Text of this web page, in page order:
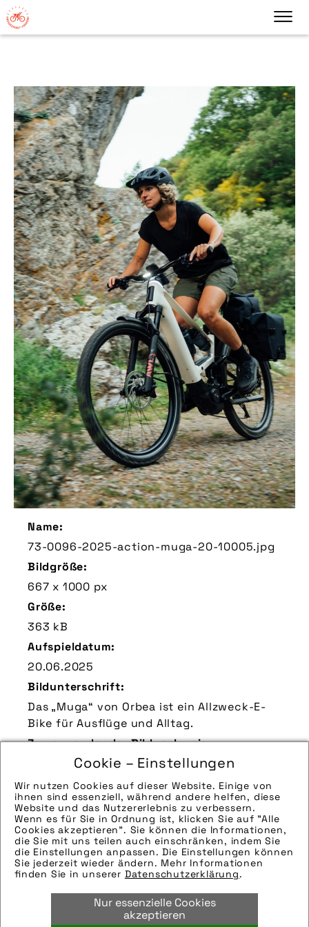
Cookie – Einstellungen
Wir nutzen Cookies auf dieser Website. Einige von
ihnen sind essenziell, während andere helfen, diese
Website und das Nutzererlebnis zu verbessern.
Wenn es für Sie in Ordnung ist, klicken Sie auf "Alle
Cookies akzeptieren". Sie können die Informationen,
die Sie mit uns teilen auch einschränken, indem Sie
die Einstellungen anpassen. Die Einstellungen können
Sie jederzeit wieder ändern. Mehr Informationen
finden Sie in unserer Datenschutzerklärung.
Nur essenzielle Cookies
akzeptieren
Name:
73-0096-2025-action-muga-20-10005.jpg
Bildgröße:
667 x 1000 px
Größe:
363 kB
Aufspieldatum:
20.06.2025
Bildunterschrift:
Das „Muga“ von Orbea ist ein Allzweck-E-
Bike für Ausflüge und Alltag.
Zu verwendender Bildnachweis:
Quelle/Source: „www.orbea.com | pd-f“
Technik-Info:
Hinweise zur weiteren Recherche:
Modellname: Muga
Hersteller: Orbea
Tags:
e-bike, e-mountainbike,eurobike2025
fahrrad,motor,orbea,orbea s coop,